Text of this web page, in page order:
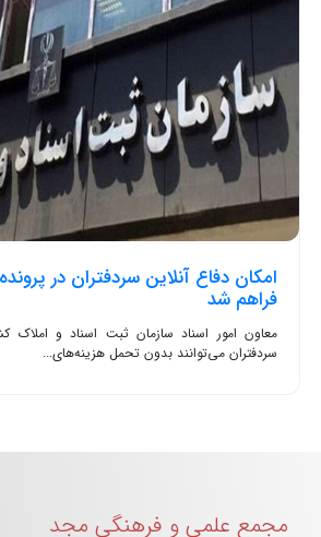
امکان دفاع آنلاین سردفتران در
فراهم شد
معاون امور اسناد سازمان ثبت اسناد و
سردفتران می‌توانند بدون تحمل هزینه‌های...
مجمع علمی و فرهنگی مجد